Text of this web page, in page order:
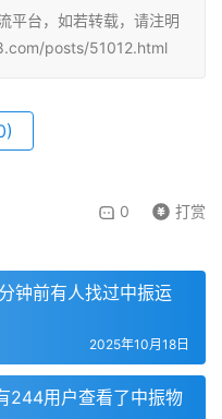
平台，如若转载，请注明
posts/51012.html
)
0 打赏
钟前有人找过中振运
2025年10月18日
244用户查看了中振物